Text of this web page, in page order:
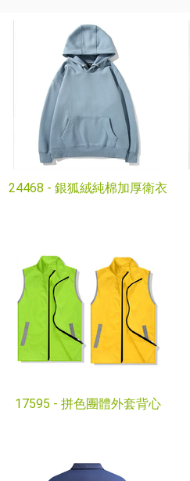
24468 - 銀狐絨純棉加厚衛衣
17595 - 拼色團體外套背心